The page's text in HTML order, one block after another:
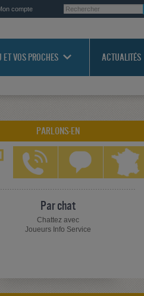
compte
ET VOS PROCHES ACTUALITÉS
PARLONS-EN
Par chat
Chattez avec
Joueurs Info Service